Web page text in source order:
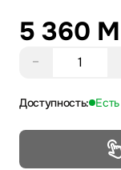
5 360
−
Доступность: